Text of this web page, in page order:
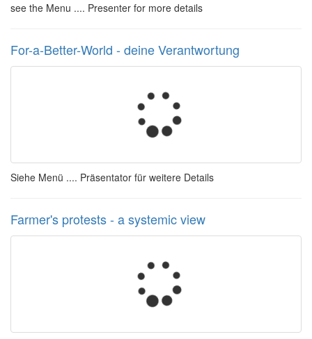
see the Menu .... Presenter for more details
For-a-Better-World - deine Verantwortung
Siehe Menü .... Präsentator für weitere Details
Farmer's protests - a systemic view